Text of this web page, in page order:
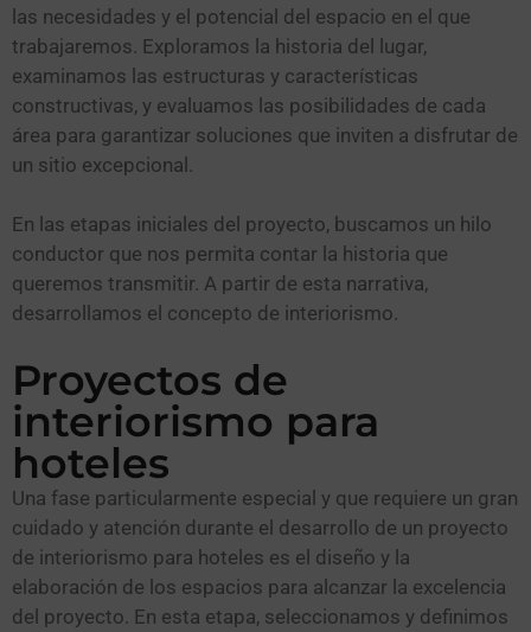
las necesidades y el potencial del espacio en el que
trabajaremos. Exploramos la historia del lugar,
examinamos las estructuras y características
constructivas, y evaluamos las posibilidades de cada
área para garantizar soluciones que inviten a disfrutar de
un sitio excepcional.
En las etapas iniciales del proyecto, buscamos un hilo
conductor que nos permita contar la historia que
queremos transmitir. A partir de esta narrativa,
desarrollamos el concepto de interiorismo.
Proyectos de
interiorismo para
hoteles
Una fase particularmente especial y que requiere un gran
cuidado y atención durante el desarrollo de un proyecto
de interiorismo para hoteles es el diseño y la
elaboración de los espacios para alcanzar la excelencia
del proyecto. En esta etapa, seleccionamos y definimos